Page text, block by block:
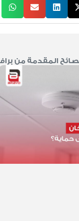
المقدمة من